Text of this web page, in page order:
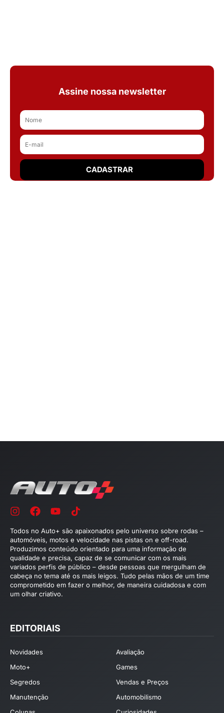
Assine nossa newsletter
Todos no Auto+ são apaixonados pelo universo sobre rodas –
automóveis, motos e velocidade nas pistas on e off-road.
Produzimos conteúdo orientado para uma informação de
qualidade e precisa, capaz de se comunicar com os mais
variados perfis de público – desde pessoas que mergulham de
cabeça no tema até os mais leigos. Tudo pelas mãos de um time
comprometido em fazer o melhor, de maneira cuidadosa e com
um olhar criativo.
EDITORIAIS
Novidades
Avaliação
Moto+
Games
Segredos
Vendas e Preços
Manutenção
Automobilismo